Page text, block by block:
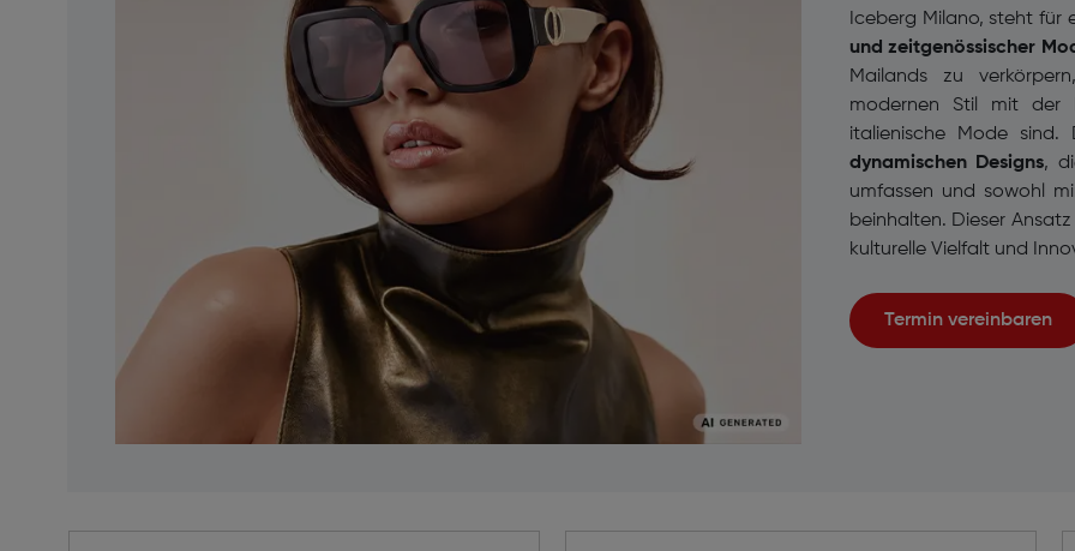
Iceberg Milano, steht für
und zeitgenössischer
Mailands zu
modernen Stil mit der
italienische Mode
dynamischen Designs,
umfassen und sowohl
beinhalten. Dieser
kulturelle Vielfalt und
Termin vereinbaren